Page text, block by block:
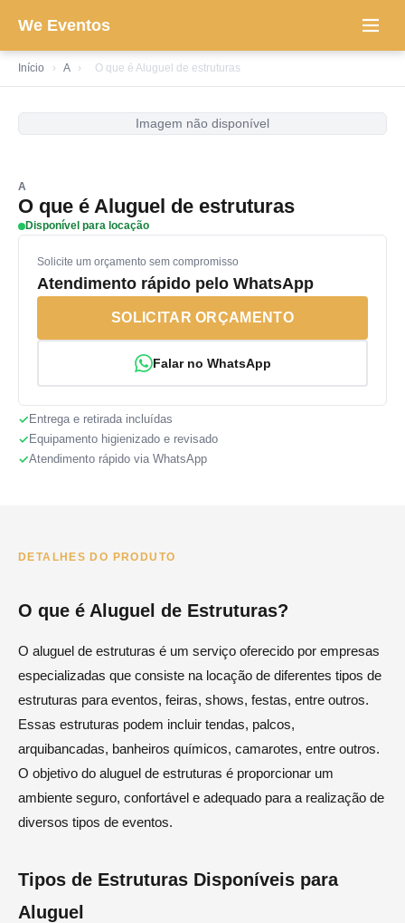
We Eventos
Início › A › O que é Aluguel de estruturas
Imagem não disponível
A
O que é Aluguel de estruturas
Disponível para locação
Solicite um orçamento sem compromisso
Atendimento rápido pelo WhatsApp
SOLICITAR ORÇAMENTO
Falar no WhatsApp
Entrega e retirada incluídas
Equipamento higienizado e revisado
Atendimento rápido via WhatsApp
DETALHES DO PRODUTO
O que é Aluguel de Estruturas?
O aluguel de estruturas é um serviço oferecido por empresas
especializadas que consiste na locação de diferentes tipos de
estruturas para eventos, feiras, shows, festas, entre outros.
Essas estruturas podem incluir tendas, palcos,
arquibancadas, banheiros químicos, camarotes, entre outros.
O objetivo do aluguel de estruturas é proporcionar um
ambiente seguro, confortável e adequado para a realização de
diversos tipos de eventos.
Tipos de Estruturas Disponíveis para
Aluguel